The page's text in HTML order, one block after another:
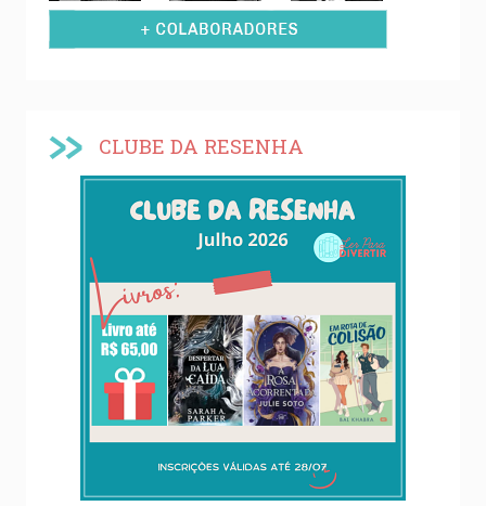
CLUBE DA RESENHA